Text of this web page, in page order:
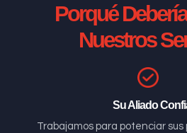
Porqué
Nuestros
Su Aliado
Trabajamos para potenciar sus